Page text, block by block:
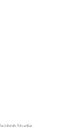
der Politik“
Studie